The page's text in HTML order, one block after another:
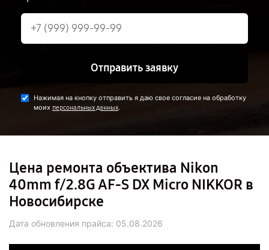
Отправить заявку
Нажимая на кнопку отправить я даю свое согласие на обработку
моих персональных данных.
Цена ремонта объектива Nikon
40mm f/2.8G AF-S DX Micro NIKKOR в
Новосибирске
Дата обновления прайса: 05.08.2026